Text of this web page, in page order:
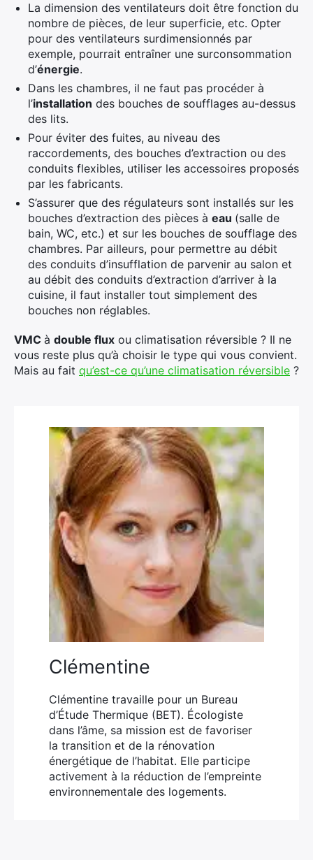
La dimension des ventilateurs doit être fonction du
nombre de pièces, de leur superficie, etc. Opter
pour des ventilateurs surdimensionnés par
exemple, pourrait entraîner une surconsommation
d’énergie.
Dans les chambres, il ne faut pas procéder à
l’installation des bouches de soufflages au-dessus
des lits.
Pour éviter des fuites, au niveau des
raccordements, des bouches d’extraction ou des
conduits flexibles, utiliser les accessoires proposés
par les fabricants.
S’assurer que des régulateurs sont installés sur les
bouches d’extraction des pièces à eau (salle de
bain, WC, etc.) et sur les bouches de soufflage des
chambres. Par ailleurs, pour permettre au débit
des conduits d’insufflation de parvenir au salon et
au débit des conduits d’extraction d’arriver à la
cuisine, il faut installer tout simplement des
bouches non réglables.
VMC à double flux ou climatisation réversible ? Il ne
vous reste plus qu’à choisir le type qui vous convient.
Mais au fait qu’est-ce qu’une climatisation réversible ?
Clémentine
Clémentine travaille pour un Bureau
d’Étude Thermique (BET). Écologiste
dans l’âme, sa mission est de favoriser
la transition et de la rénovation
énergétique de l’habitat. Elle participe
activement à la réduction de l’empreinte
environnementale des logements.